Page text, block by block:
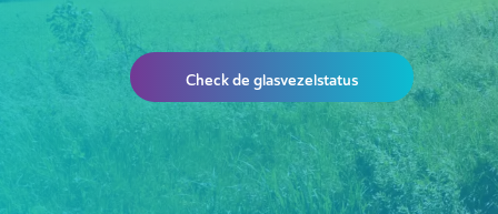
Check de glasvezelstatus